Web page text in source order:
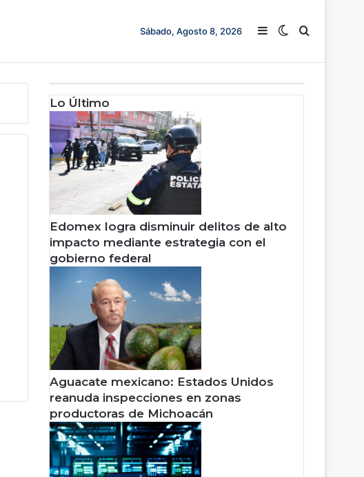
Sábado, Agosto 8, 2026 Barra lateral
Switch skin
Buscar
Lo Último
Edomex logra disminuir delitos de alto
impacto mediante estrategia con el
gobierno federal
Aguacate mexicano: Estados Unidos
reanuda inspecciones en zonas
productoras de Michoacán